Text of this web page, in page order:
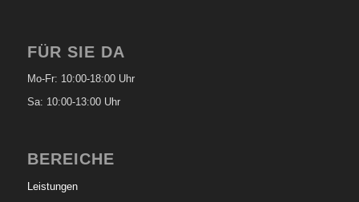
FÜR SIE DA
Mo-Fr: 10:00-18:00 Uhr
Sa: 10:00-13:00 Uhr
BEREICHE
Leistungen